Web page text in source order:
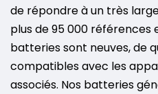
de répondre à un très
plus de 95 000 références
batteries sont neuves, de
compatibles avec les
associés. Nos batteries